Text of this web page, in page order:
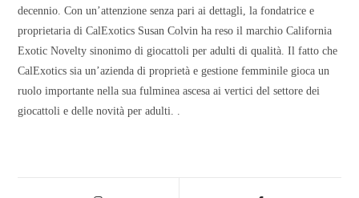
decennio. Con un’attenzione senza pari ai dettagli, la fondatrice e
proprietaria di CalExotics Susan Colvin ha reso il marchio California
Exotic Novelty sinonimo di giocattoli per adulti di qualità. Il fatto che
CalExotics sia un’azienda di proprietà e gestione femminile gioca un
ruolo importante nella sua fulminea ascesa ai vertici del settore dei
giocattoli e delle novità per adulti. .